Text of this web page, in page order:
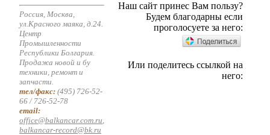
Россия, Москва,
ул.Красного маяка, д.24.
Центр
Промышленности
Республики Болгария.
Продажа новой и бу
техники, ремонт и
запчасти.
тел/факс: (495) 726-52-
66 / 726-52-78
email:
office@balkancar.com.ru,
balkancar-record@bk.ru
Наш сайт принес Вам пользу?
Будем благодарны если
проголосуете за него:
Или поделитесь ссылкой на
него: